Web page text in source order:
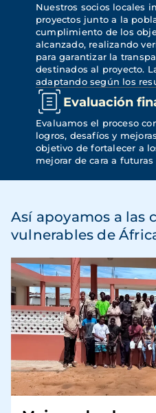
Nuestros socios locales
proyectos junto a la
cumplimiento de los
alcanzado, realizando
para garantizar la
destinados al proyecto.
adaptando según los
Evaluación
Evaluamos el proceso
logros, desafíos y
objetivo de fortalecer a
mejorar de cara a
Así apoyamos a las
vulnerables de